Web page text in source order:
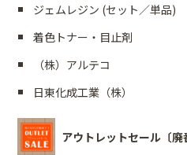
ジェムレジン (セット／単品)
着色トナー・目止剤
（株）アルテコ
日東化成工業（株）
アウトレットセール〔廃